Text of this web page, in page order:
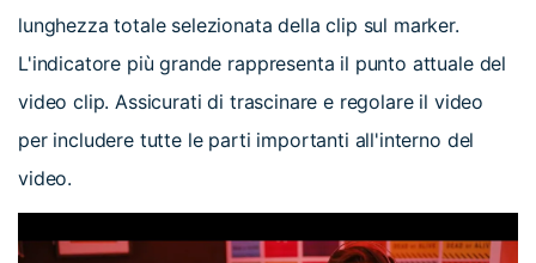
lunghezza totale selezionata della clip sul marker.
L'indicatore più grande rappresenta il punto attuale del
video clip. Assicurati di trascinare e regolare il video
per includere tutte le parti importanti all'interno del
video.